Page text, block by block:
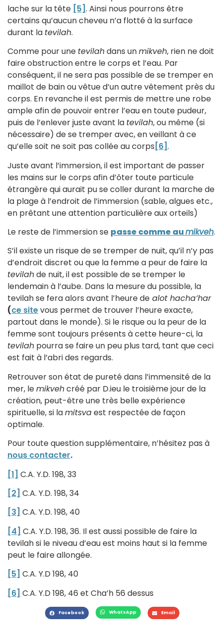
lache sur la tête [5]. Ainsi nous pourrons être
certains qu’aucun cheveu n’a flotté à la surface
durant la tevilah.
Comme pour une tevilahdans unmikveh, rien ne doit
faire obstruction entre le corps et l’eau. Par
conséquent, il ne sera pas possible de se tremper en
maillot de bain ou vêtue d’un autre vêtement près du
corps. En revanche il est permis de mettre une robe
ample afin de pouvoir entrer l’eau en toute pudeur,
puis de l’enlever juste avant la tevilah, ou même (si
nécessaire) de se tremper avec, en veillant à ce
qu’elle soit ne soit pas collée au corps [6].
Juste avant l’immersion, il est important de passer
les mains sur le corps afin d’ôter toute particule
étrangère qui aurait pu se coller durant la marche de
la plage à l’endroit de l’immersion (sable, algues etc.,
en prêtant une attention particulière aux orteils)
Le reste de l’immersion se passe comme aumikveh.
S’il existe un risque de se tremper de nuit, qu’il n’y pas
d’endroit discret ou que la femme a peur de faire la
tevilahde nuit, il est possible de se tremper le
lendemain à l’aube. Dans la mesure du possible, la
tevilah se fera alors avant l’heure de alot hacha’har
(ce sitevous permet de trouver l’heure exacte,
partout dans le monde). Si le risque ou la peur de la
femme sont toujours présents à cette heure-ci, la
tevilah pourra se faire un peu plus tard, tant que ceci
est fait à l’abri des regards.
Retrouver son état de pureté dans l’immensité de la
mer, lemikvehcréé par D.ieu le troisième jour de la
création, peut-être une très belle expérience
spirituelle, si lamitsvaest respectée de façon
optimale.
Pour toute question supplémentaire, n’hésitez pas à
nous contacter.
[1] C.A. Y.D. 198, 33
[2] C.A. Y.D. 198, 34
[3] C.A. Y.D. 198, 40
[4] C.A. Y.D. 198, 36. Il est aussi possible de faire la
tevilah si le niveau d’eau est moins haut si la femme
peut le faire allongée.
[5] C.A. Y.D 198, 40
[6] C.A. Y.D 198, 46 et Cha’h 56 dessus
Facebook WhatsApp Email